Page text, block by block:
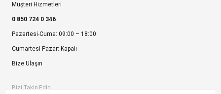
Müşteri Hizmetleri
0 850 724 0 346
Pazartesi-Cuma: 09:00 – 18:00
Cumartesi-Pazar: Kapalı
Bize Ulaşın
Bizi Takip Edin